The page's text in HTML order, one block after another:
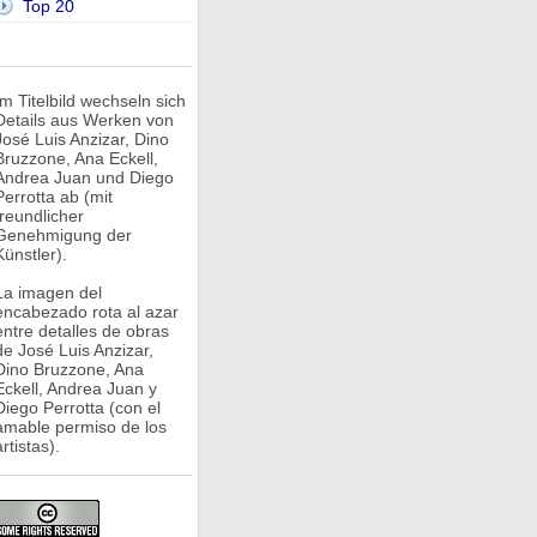
Top 20
Titelbild wechseln sich
aus Werken von
Luis Anzizar, Dino
Ana Eckell,
Juan und Diego
ab (mit
der
imagen del
rota al azar
detalles de obras
José Luis Anzizar,
Bruzzone, Ana
Andrea Juan y
Perrotta (con el
permiso de los